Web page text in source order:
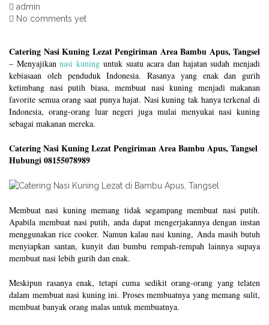
admin
No comments yet
Catering Nasi Kuning Lezat Pengiriman Area Bambu Apus, Tangsel
– Menyajikannasi kuning untuk suatu acara dan hajatan sudah menjadi
kebiasaan oleh penduduk Indonesia. Rasanya yang enak dan gurih
ketimbang nasi putih biasa, membuat nasi kuning menjadi makanan
favorite semua orang saat punya hajat. Nasi kuning tak hanya terkenal di
Indonesia, orang-orang luar negeri juga mulai menyukai nasi kuning
sebagai makanan mereka.
Catering Nasi Kuning Lezat Pengiriman Area Bambu Apus, Tangsel
Hubungi 08155078989
Membuat nasi kuning memang tidak segampang membuat nasi putih.
Apabila membuat nasi putih, anda dapat mengerjakannya dengan instan
menggunakan rice cooker. Namun kalau nasi kuning, Anda masih butuh
menyiapkan santan, kunyit dan bumbu rempah-rempah lainnya supaya
membuat nasi lebih gurih dan enak.
Meskipun rasanya enak, tetapi cuma sedikit orang-orang yang telaten
dalam membuat nasi kuning ini. Proses membuatnya yang memang sulit,
membuat banyak orang malas untuk membuatnya.